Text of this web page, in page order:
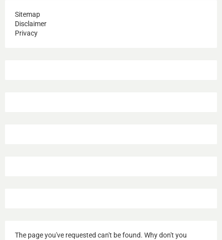
Sitemap
Disclaimer
Privacy
The page you've requested can't be found. Why don't you